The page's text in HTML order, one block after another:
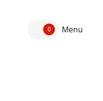
0 Menu